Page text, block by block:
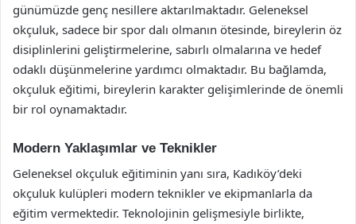
günümüzde genç nesillere aktarılmaktadır. Geleneksel
okçuluk, sadece bir spor dalı olmanın ötesinde, bireylerin öz
disiplinlerini geliştirmelerine, sabırlı olmalarına ve hedef
odaklı düşünmelerine yardımcı olmaktadır. Bu bağlamda,
okçuluk eğitimi, bireylerin karakter gelişimlerinde de önemli
bir rol oynamaktadır.
Modern Yaklaşımlar ve Teknikler
Geleneksel okçuluk eğitiminin yanı sıra, Kadıköy’deki
okçuluk kulüpleri modern teknikler ve ekipmanlarla da
eğitim vermektedir. Teknolojinin gelişmesiyle birlikte,